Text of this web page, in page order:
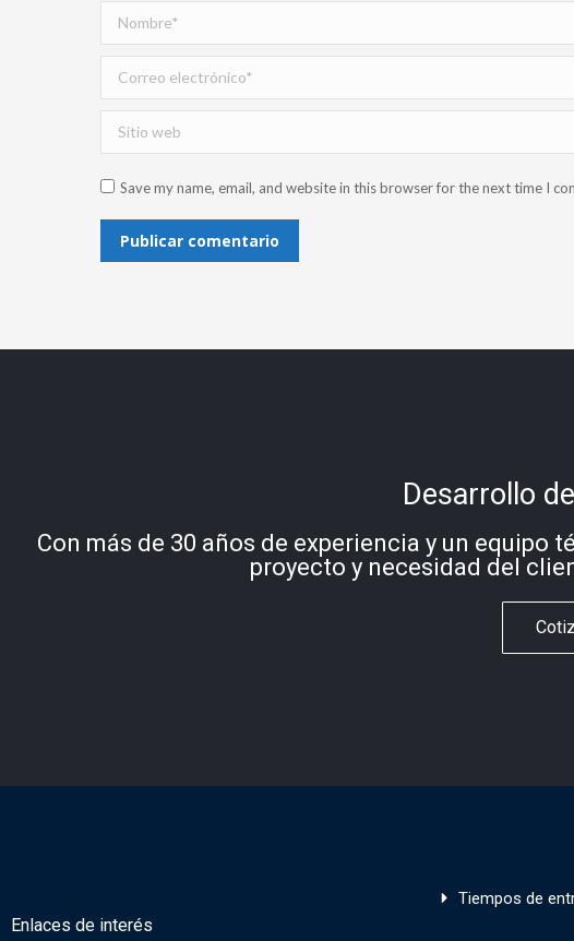
Save my name, email, and website in this browser for the next time I
Publicar comentario
Desarrollo
Con más de 30 años de experiencia y un
proyecto y necesidad del
Enlaces de interés
Tiempos de